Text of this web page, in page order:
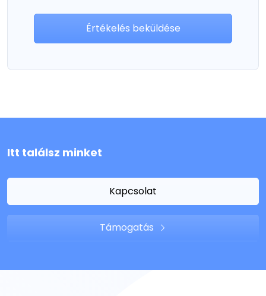
Értékelés beküldése
Itt találsz minket
Kapcsolat
Támogatás